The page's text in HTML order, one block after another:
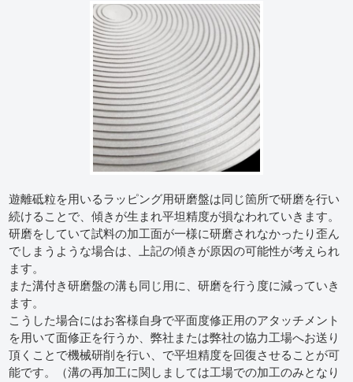
遊離砥粒を用いるラッピング用研磨盤は同じ箇所で研磨を行い
続けることで、傾きが生まれ平坦精度が損なわれていきます。
研磨をしていて試料の加工面が一様に研磨されなかったり歪ん
でしまうような場合は、上記の傾きが原因の可能性が考えられ
ます。
また溝付き研磨盤の溝も同じ用に、研磨を行う度に減っていき
ます。
こうした場合にはお客様自身で平面度修正用のアタッチメント
を用いて面修正を行うか、弊社または弊社の協力工場へお送り
頂くことで機械研削を行い、で平坦精度を回復させることが可
能です。（溝の再加工に関しましては工場での加工のみとなり